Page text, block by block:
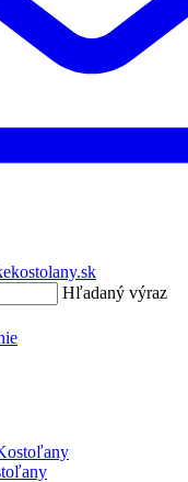
Hľadaný výraz